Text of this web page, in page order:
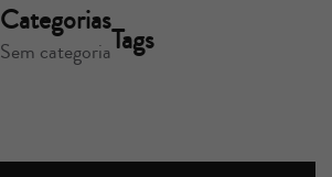
Categorias
Sem categoriaTags